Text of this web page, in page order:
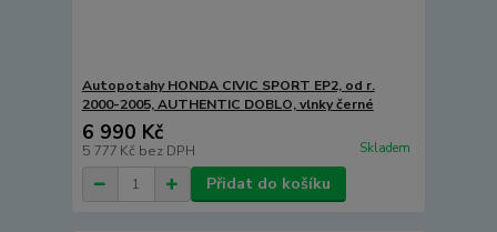
Autopotahy HONDA CIVIC SPORT EP2, od r.
2000-2005, AUTHENTIC DOBLO, vlnky černé
6 990 Kč
5 777 Kč bez DPH Skladem
Přidat do košíku